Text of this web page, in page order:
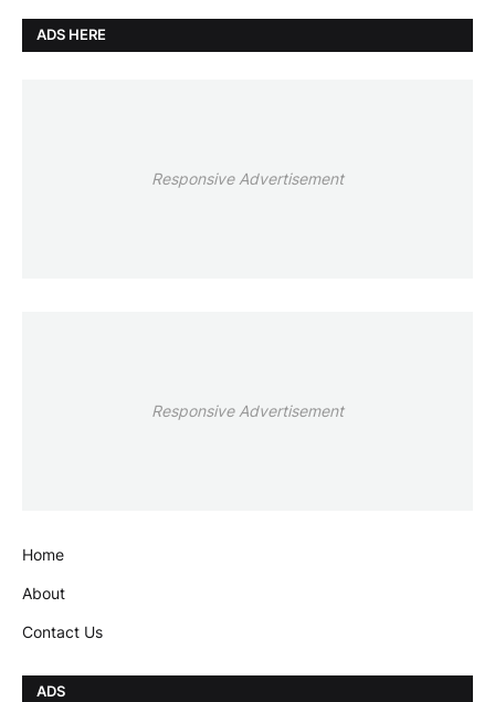
ADS HERE
Responsive Advertisement
Responsive Advertisement
Home
About
Contact Us
ADS